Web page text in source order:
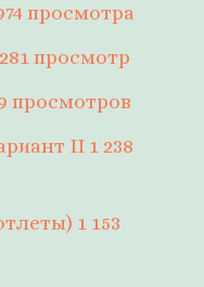
просмотра
просмотр
просмотров
II 1 238
1 153